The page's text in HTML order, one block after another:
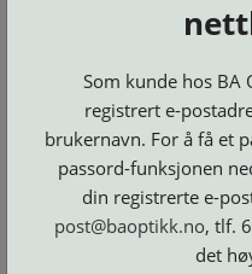
LOGG
Clip-
on
og
Etuier
Luper
og
og
Skruer
Verktøy
og
tilbehør
Som kunde hos BA
registrert e-
brukernavn. For å få et
passord-funksjonen
din registrerte e-
post@baoptikk.no, tlf.
det